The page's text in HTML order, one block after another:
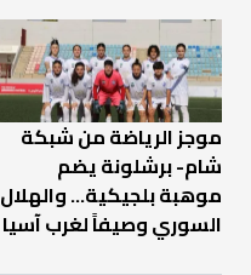
موجز الرياضة من شبكة
شام- برشلونة يضم
موهبة بلجيكية... والهلال
السوري وصيفاً لغرب آسيا